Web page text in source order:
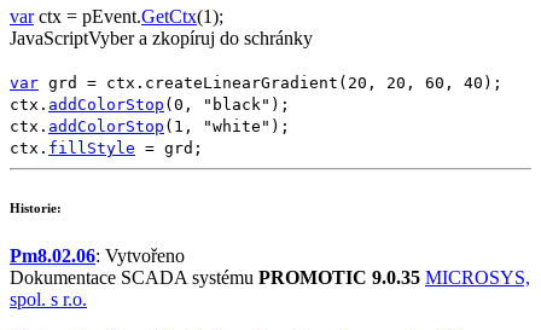
var ctx = pEvent.GetCtx(1);
JavaScriptVyber a zkopíruj do schránky
var grd = ctx . createLinearGradient ( 20 , 20 , 60 , 40 );
ctx . addColorStop ( 0 , "black" );
ctx . addColorStop ( 1 , "white" );
ctx . fillStyle = grd ;
Historie:
Pm8.02.06: Vytvořeno
Dokumentace SCADA systému PROMOTIC 9.0.35 MICROSYS,
spol. s r.o.